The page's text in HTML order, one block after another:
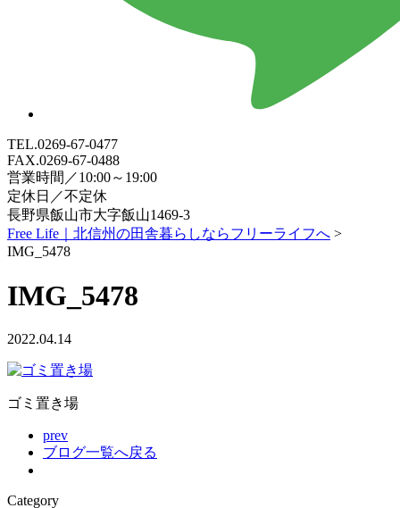
TEL.0269-67-0477
FAX.0269-67-0488
営業時間／10:00～19:00
定休日／不定休
長野県飯山市大字飯山1469-3
Free Life｜北信州の田舎暮らしならフリーライフへ >
IMG_5478
IMG_5478
2022.04.14
ゴミ置き場
prev
ブログ一覧へ戻る
Category